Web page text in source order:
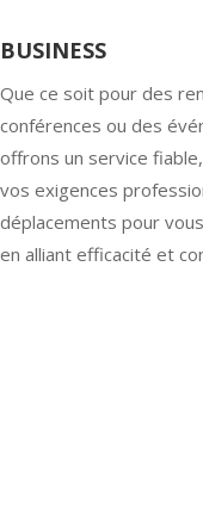
BUSINESS
Que ce soit pour des
conférences ou des
offrons un service
vos exigences
déplacements pour
en alliant efficacité et